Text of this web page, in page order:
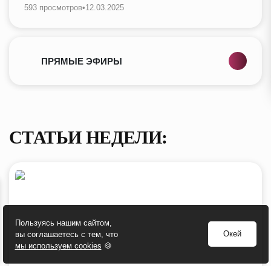
593 просмотров•12.03.2025
ПРЯМЫЕ ЭФИРЫ
СТАТЬИ НЕДЕЛИ:
Пользуясь нашим сайтом,
вы соглашаетесь с тем, что
мы используем cookies 🍪
Окей